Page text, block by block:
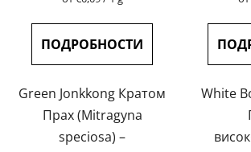
4,9
звезди.
цената:
ПОДРОБНОСТИ
Green Jonkkong Кратом
Прах (Mitragyna
speciosa) –
White